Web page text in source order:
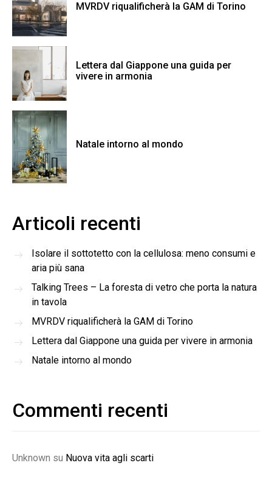
MVRDV riqualificherà la GAM di Torino
Lettera dal Giappone una guida per
vivere in armonia
Natale intorno al mondo
Articoli recenti
Isolare il sottotetto con la cellulosa: meno consumi e
aria più sana
Talking Trees – La foresta di vetro che porta la natura
in tavola
MVRDV riqualificherà la GAM di Torino
Lettera dal Giappone una guida per vivere in armonia
Natale intorno al mondo
Commenti recenti
Unknown su Nuova vita agli scarti